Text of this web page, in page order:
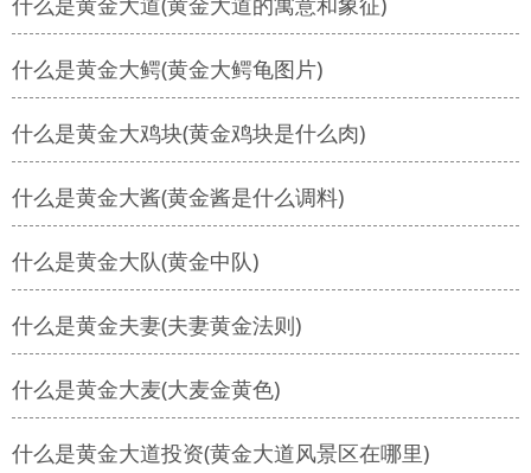
什么是黄金大鳄(黄金大鳄龟图片)
什么是黄金大鸡块(黄金鸡块是什么肉)
什么是黄金大酱(黄金酱是什么调料)
什么是黄金大队(黄金中队)
什么是黄金夫妻(夫妻黄金法则)
什么是黄金大麦(大麦金黄色)
什么是黄金大道投资(黄金大道风景区在哪里)